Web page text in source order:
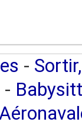
-
-